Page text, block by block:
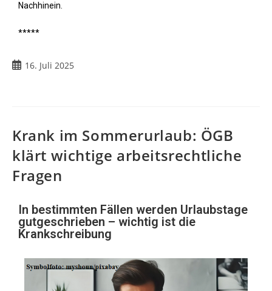
Nachhinein.
*****
16. Juli 2025
Krank im Sommerurlaub: ÖGB
klärt wichtige arbeitsrechtliche
Fragen
In bestimmten Fällen werden Urlaubstage
gutgeschrieben – wichtig ist die
Krankschreibung